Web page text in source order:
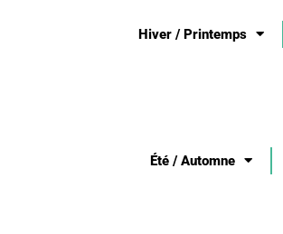
Hiver / Printemps
Été / Automne